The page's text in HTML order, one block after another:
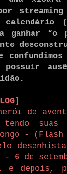
streaming
ganhar “o
de
tendo
-
desenhista
- 6 de
depois,